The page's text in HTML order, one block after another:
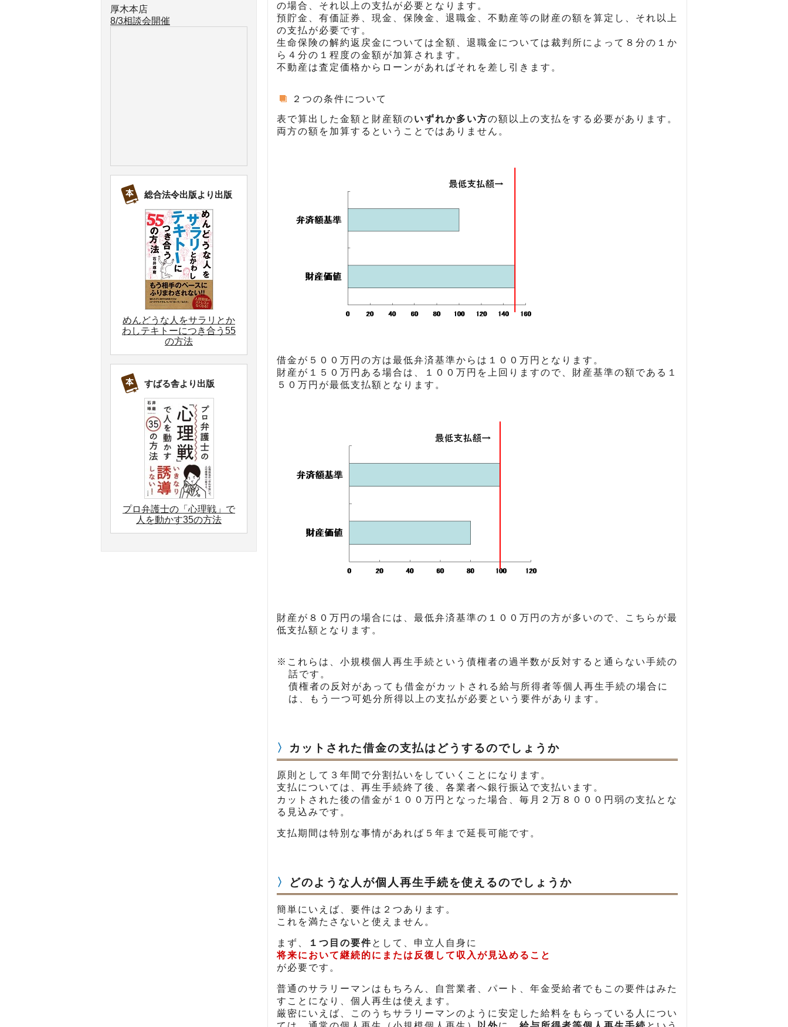
の場合、それ以上の支払が必要となります。
預貯金、有価証券、現金、保険金、退職金、不動産等の財産の額を算定し、それ以上
の支払が必要です。
生命保険の解約返戻金については全額、退職金については裁判所によって８分の１か
ら４分の１程度の金額が加算されます。
不動産は査定価格からローンがあればそれを差し引きます。
２つの条件について
表で算出した金額と財産額のいずれか多い方の額以上の支払をする必要があります。
両方の額を加算するということではありません。
借金が５００万円の方は最低弁済基準からは１００万円となります。
財産が１５０万円ある場合は、１００万円を上回りますので、財産基準の額である１
５０万円が最低支払額となります。
財産が８０万円の場合には、最低弁済基準の１００万円の方が多いので、こちらが最
低支払額となります。
これらは、小規模個人再生手続という債権者の過半数が反対すると通らない手続の
話です。
債権者の反対があっても借金がカットされる給与所得者等個人再生手続の場合に
は、もう一つ可処分所得以上の支払が必要という要件があります。
カットされた借金の支払はどうするのでしょうか
原則として３年間で分割払いをしていくことになります。
支払については、再生手続終了後、各業者へ銀行振込で支払います。
カットされた後の借金が１００万円となった場合、毎月２万８０００円弱の支払とな
る見込みです。
支払期間は特別な事情があれば５年まで延長可能です。
どのような人が個人再生手続を使えるのでしょうか
簡単にいえば、要件は２つあります。
これを満たさないと使えません。
まず、 １つ目の要件として、申立人自身に
将来において継続的にまたは反復して収入が見込めること
が必要です。
普通のサラリーマンはもちろん、自営業者、パート、年金受給者でもこの要件はみた
すことになり、個人再生は使えます。
厳密にいえば、このうちサラリーマンのように安定した給料をもらっている人につい
厚木本店
8/3相談会開催
総合法令出版より出版
めんどうな人をサラリとか
わしテキトーにつき合う55
の方法
すばる舎より出版
プロ弁護士の「心理戦」で
人を動かす35の方法